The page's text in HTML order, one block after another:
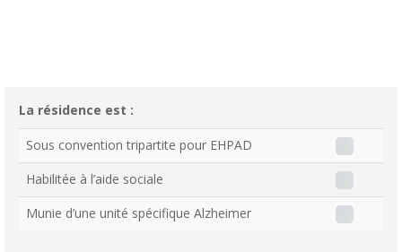
La résidence est :
Sous convention tripartite pour EHPAD
Habilitée à l’aide sociale
Munie d’une unité spécifique Alzheimer